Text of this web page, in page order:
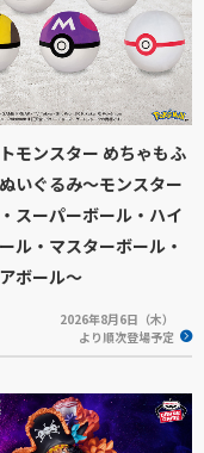
モンスター めちゃもふ
いぐるみ～モンスター
スーパーボール・ハイ
ル・マスターボール・
ボール～
2026年8月6日（木）
より順次登場予定